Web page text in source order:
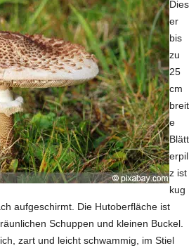
Dies
er
bis
zu
25
cm
breit
e
Blätt
erpil
z ist
kug
aufgeschirmt. Die Hutoberfläche ist
Schuppen und kleinen Buckel.
zart und leicht schwammig, im Stiel